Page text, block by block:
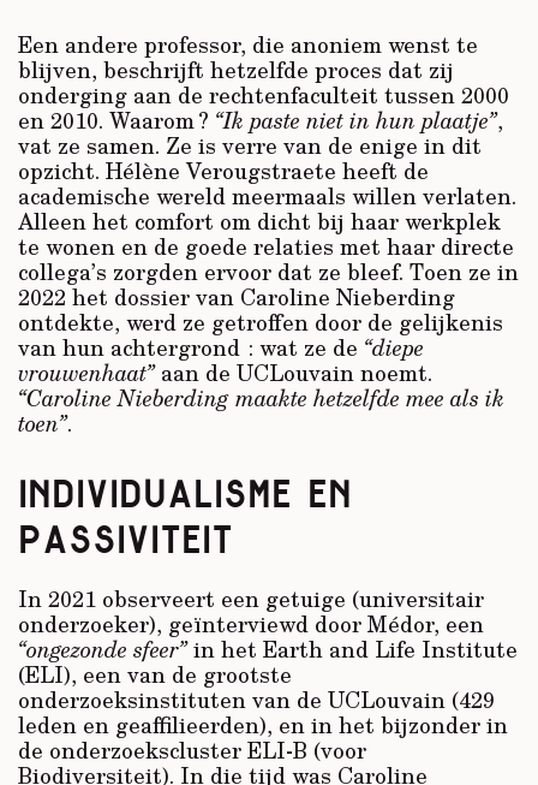
Een andere professor, die anoniem wenst te
blijven, beschrijft hetzelfde proces dat zij
onderging aan de rechtenfaculteit tussen 2000
en 2010. Waarom ? “Ik paste niet in hun plaatje”,
vat ze samen. Ze is verre van de enige in dit
opzicht. Hélène Verougstraete heeft de
academische wereld meermaals willen verlaten.
Alleen het comfort om dicht bij haar werkplek
te wonen en de goede relaties met haar directe
collega’s zorgden ervoor dat ze bleef. Toen ze in
2022 het dossier van Caroline Nieberding
ontdekte, werd ze getroffen door de gelijkenis
van hun achtergrond : wat ze de “diepe
vrouwenhaat”aan de UCLouvain noemt.
“Caroline Nieberding maakte hetzelfde mee als ik
toen”.
INDIVIDUALISME EN
PASSIVITEIT
In 2021 observeert een getuige (universitair
onderzoeker), geïnterviewd door Médor, een
“ongezonde sfeer”in het Earth and Life Institute
(ELI), een van de grootste
onderzoeksinstituten van de UCLouvain (429
leden en geaffilieerden), en in het bijzonder in
de onderzoekscluster ELI-B (voor
Biodiversiteit). In die tijd was Caroline